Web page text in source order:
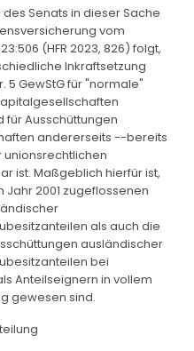
Senats in dieser Sache
vom
(HFR 2023, 826) folgt,
Inkraftsetzung
5 GewStG für "normale"
Ausschüttungen
andererseits --bereits
unionsrechtlichen
ist. Maßgeblich hierfür ist,
2001 zugeflossenen
als auch die
ausländischer
bei
Anteilseignern in vollem
gewesen sind.